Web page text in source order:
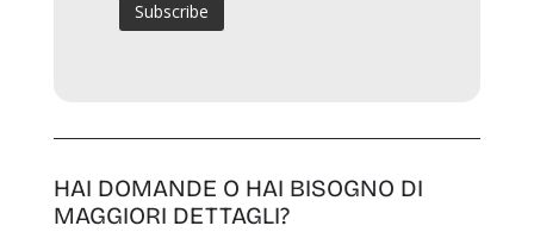
HAI DOMANDE O HAI BISOGNO DI
MAGGIORI DETTAGLI?